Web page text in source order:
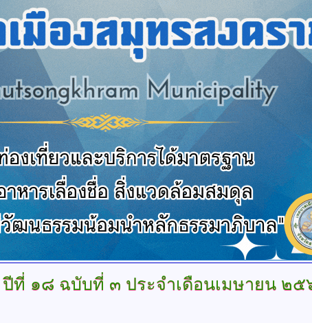
ปีที่ ๑๘ ฉบับที่ ๓ ประจำเดือนเมษายน ๒